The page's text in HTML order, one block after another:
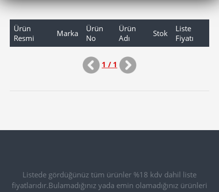
Ürün
Resmi
Marka
Ürün
No
Ürün
Adı
Stok
Liste
Fiyatı
1 / 1
Listede gördüğünüz tüm ürünler %18 kdv dahil liste
fiyatlarıdır.Bulamadığınız yada emin olamadığınız ürünleri